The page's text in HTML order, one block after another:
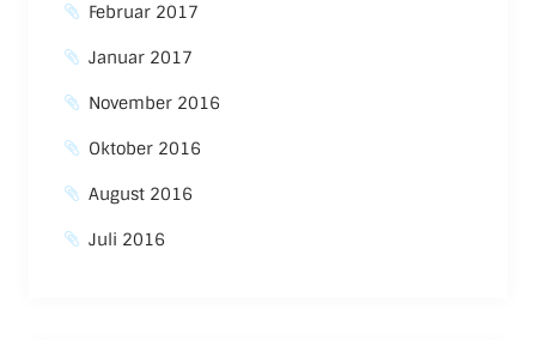
Februar 2017
Januar 2017
November 2016
Oktober 2016
August 2016
Juli 2016